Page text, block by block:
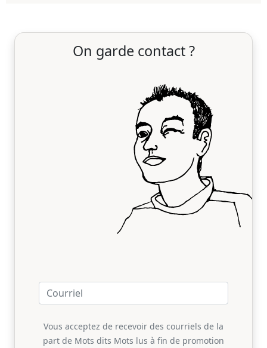
On garde contact ?
Vous acceptez de recevoir des courriels de la
part de Mots dits Mots lus à fin de promotion